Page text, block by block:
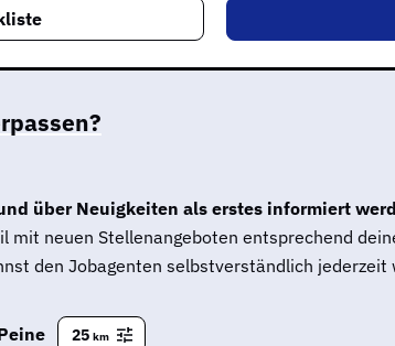
über Neuigkeiten als erstes informiert
mit neuen Stellenangeboten entsprechend
den Jobagenten selbstverständlich jederzeit
25 km